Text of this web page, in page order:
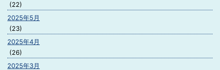
(22)
2025年5月
(23)
2025年4月
(26)
2025年3月